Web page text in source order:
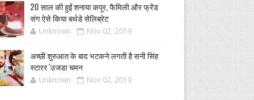
20 साल की हुईं शनाया कपूर, फैमिली और फ्रेंड
संग ऐसे किया बर्थडे सेलिब्रेट
Unknown Nov 02, 2019
अच्छी शुरुआत के बाद भटकने लगती है सनी सिंह
स्टारर 'उजडा चमन
Unknown Nov 02, 2019